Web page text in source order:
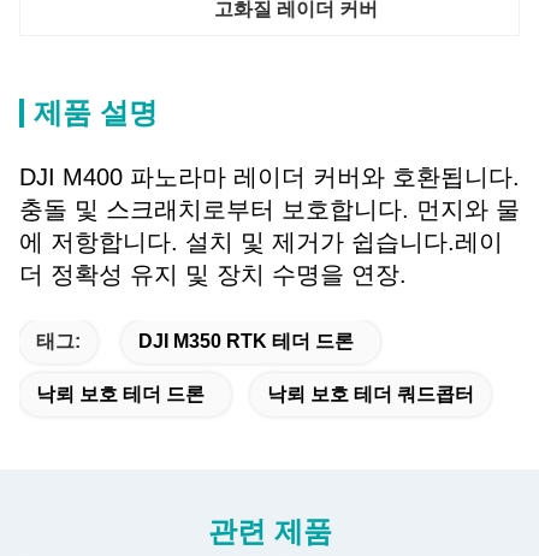
고화질 레이더 커버
제품 설명
DJI M400 파노라마 레이더 커버와 호환됩니다.
충돌 및 스크래치로부터 보호합니다. 먼지와 물
에 저항합니다. 설치 및 제거가 쉽습니다.레이
더 정확성 유지 및 장치 수명을 연장.
태그: DJI M350 RTK 테더 드론
낙뢰 보호 테더 드론 낙뢰 보호 테더 쿼드콥터
관련 제품